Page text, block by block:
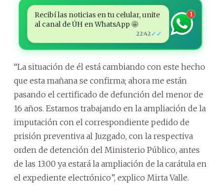
Recibí las noticias en tu celular, unite
al canal de ÚH en WhatsApp 🤩
22:42 ✓✓
1
“La situación de él está cambiando con este hecho
que esta mañana se confirma; ahora me están
pasando el certificado de defunción del menor de
16 años. Estamos trabajando en la ampliación de la
imputación con el correspondiente pedido de
prisión preventiva al Juzgado, con la respectiva
orden de detención del Ministerio Público, antes
de las 13:00 ya estará la ampliación de la carátula en
el expediente electrónico”, explico Mirta Valle.